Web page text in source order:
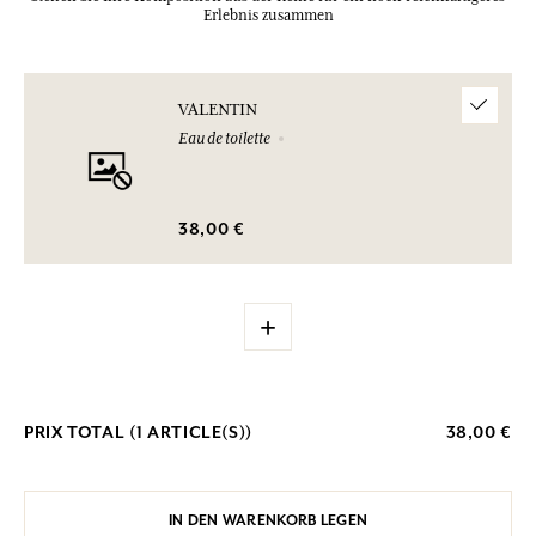
Erlebnis zusammen
VALENTIN
Eau de toilette
38,00 €
+
PRIX TOTAL (1 ARTICLE(S)) 38,00 €
IN DEN WARENKORB LEGEN